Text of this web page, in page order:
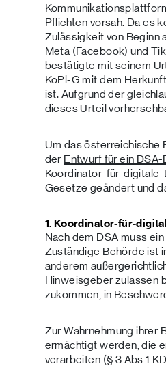
Pflichten vorsah. Da es
Zulässigkeit von Beginn
Meta (Facebook) und
bestätigte mit seinem
KoPl-G mit dem
ist. Aufgrund der
dieses Urteil
Um das österreichische
der Entwurf für ein
Koordinator-für-
Gesetze geändert und
1.
Nach dem DSA muss
Zuständige Behörde ist
anderem
Hinweisgeber zulassen
zukommen, in
Zur Wahrnehmung ihrer
ermächtigt werden, die
verarbeiten (§ 3 Abs 1